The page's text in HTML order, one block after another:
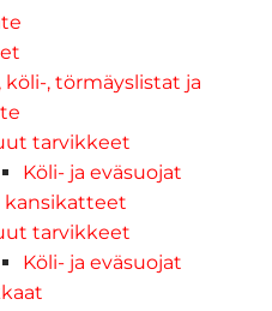
köli-, törmäyslistat ja
tarvikkeet
Köli- ja eväsuojat
kansikatteet
tarvikkeet
Köli- ja eväsuojat